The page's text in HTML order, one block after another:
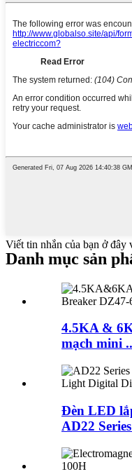
Viết tin nhắn của bạn ở đây
Danh mục sản
4.5KA &
mạch mini
Đèn LED
AD22